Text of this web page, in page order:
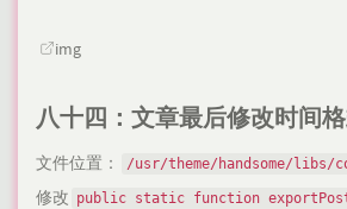
img
八十四：文章最后修改时间
文件位置： /usr/theme/handsome/libs/
修改 public static function